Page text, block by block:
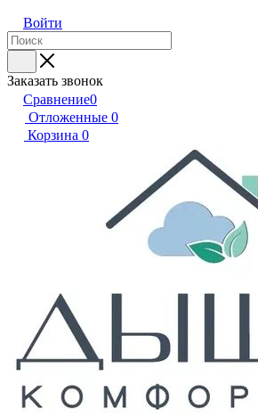
Войти
Заказать звонок
Сравнение0
Отложенные 0
Корзина 0